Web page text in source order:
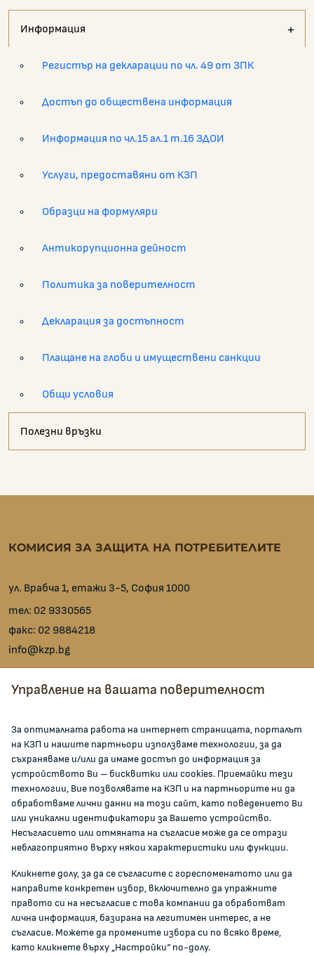
Информация
Регистър на декларации по чл. 49 от ЗПК
Достъп до обществена информация
Информация по чл.15 ал.1 т.16 ЗДОИ
Услуги, предоставяни от КЗП
Образци на формуляри
Антикорупционна дейност
Политика за поверителност
Декларация за достъпност
Плащане на глоби и имуществени санкции
Общи условия
Полезни връзки
КОМИСИЯ ЗА ЗАЩИТА НА ПОТРЕБИТЕЛИТЕ
ул. Врабча 1, етажи 3-5, София 1000
тел: 02 9330565
факс: 02 9884218
info@kzp.bg
Всички контакти
ЗА КОМИСИЯТА
За КЗП
Кои сме ние
Кариери
Документи и други актове
Информация
Полезни връзки
ЖАЛБИ И РЕГИСТРИ
Управление на вашата поверителност
За оптималната работа на интернет страницата, порталът
на КЗП и нашите партньори използваме технологии, за да
съхраняваме и/или да имаме достъп до информация за
устройството Ви – бисквитки или cookies. Приемайки тези
технологии, Вие позволявате на КЗП и на партньорите ни да
обработваме лични данни на този сайт, като поведението Ви
или уникални идентификатори за Вашето устройство.
Несъгласието или отмяната на съгласие може да се отрази
неблагоприятно върху някои характеристики или функции.
Кликнете долу, за да се съгласите с гореспоменатото или да
направите конкретен избор, включително да упражните
правото си на несъгласие с това компании да обработват
лична информация, базирана на легитимен интерес, а не
съгласие. Можете да промените избора си по всяко време,
като кликнете върху „Настройки“ по-долу.